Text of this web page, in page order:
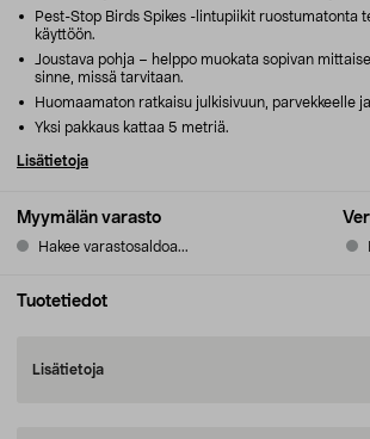
Myymälän varasto
Hakee varastosaldoa...
Pest-Stop Birds Spikes -lintupiikit ruostumatonta
käyttöön.
Joustava pohja – helppo muokata sopivan
sinne, missä tarvitaan.
Huomaamaton ratkaisu julkisivuun, parvekkeelle
Yksi pakkaus kattaa 5 metriä.
Lisätietoja
Tuotetiedot
Lisätietoja